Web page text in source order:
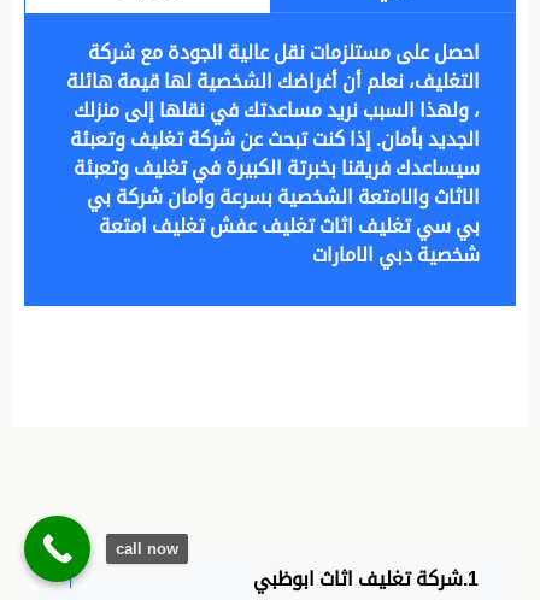
احصل على مستلزمات نقل عالية الجودة مع شركة
التغليف، نعلم أن أغراضك الشخصية لها قيمة هائلة
، ولهذا السبب نريد مساعدتك في نقلها إلى منزلك
الجديد بأمان. إذا كنت تبحث عن شركة تغليف وتعبئة
سيساعدك فريقنا بخبرتة الكبيرة في تغليف وتعبئة
الاثاث والامتعة الشخصية بسرعة وامان شركة بي
بي سي تغليف اثاث تغليف عفش تغليف امتعة
شخصية دبي الامارات
شركة تغليف اثاث ابوظبي
call now